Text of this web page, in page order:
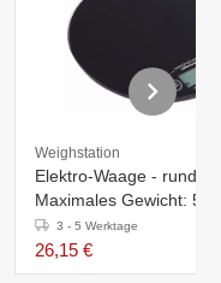
Weighstation
Elektro-Waage - rund -
Maximales Gewicht: 5kg
3 - 5 Werktage
26,15 €